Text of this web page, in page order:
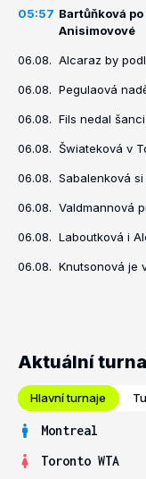
05:57 Bartůňková
Anisimovové
06.08. Alcaraz by
06.08. Pegulaová
06.08. Fils nedal
06.08. Šwiateková v
06.08. Sabalenková
06.08. Valdmannová
06.08. Laboutková i
06.08. Knutsonová je
Aktuální
Hlavní turnaje
Montreal
Toronto WTA